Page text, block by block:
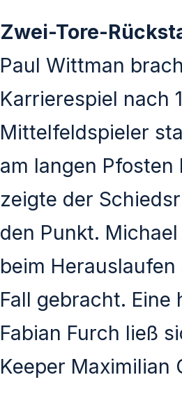
Zwei-Tore-
Paul Wittman
Karrierespiel nach
Mittelfeldspieler
am langen
zeigte der
den Punkt.
beim
Fall gebracht.
Fabian Furch ließ
Keeper Maximilian